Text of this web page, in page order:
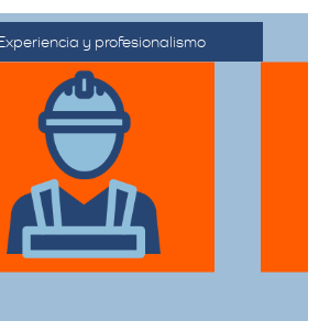
y profesionalismo
expertos en mudanzas de
capacitado para manejar
delicados hasta muebles
con el mayor cuidado.